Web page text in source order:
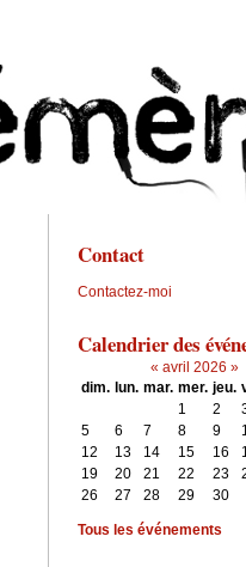
Contact
Contactez-moi
Calendrier des
« avril 2026 »
dim. lun. mar. mer. jeu.
1
2
5
6 7 8 9
12
13 14 15 16
19
20 21 22 23
26
27 28 29 30
Tous les événements